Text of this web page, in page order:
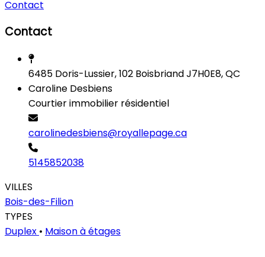
Contact
Contact
6485 Doris-Lussier, 102 Boisbriand J7H0E8, QC
Caroline Desbiens
Courtier immobilier résidentiel
carolinedesbiens@royallepage.ca
5145852038
VILLES
Bois-des-Filion
TYPES
Duplex • Maison à étages